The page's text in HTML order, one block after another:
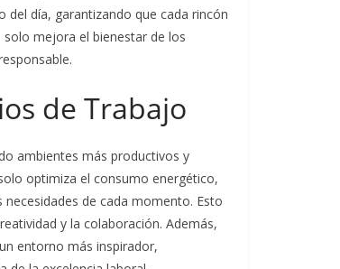
del día, garantizando que cada rincón
mejora el bienestar de los
de Trabajo
ambientes más productivos y
optimiza el consumo energético,
de cada momento. Esto
y la colaboración. Además,
entorno más inspirador,